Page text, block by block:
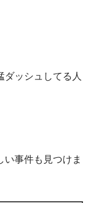
ダッシュしてる人
事件も見つけま